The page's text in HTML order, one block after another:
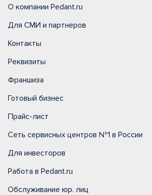
О компании Pedant.ru
Для СМИ и партнеров
Контакты
Реквизиты
Франшиза
Готовый бизнес
Прайс-лист
Сеть сервисных центров №1 в России
Для инвесторов
Работа в Pedant.ru
Обслуживание юр. лиц